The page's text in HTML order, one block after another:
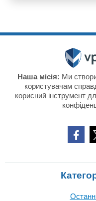
Наша місія: Ми
користувачам
корисний інструмент